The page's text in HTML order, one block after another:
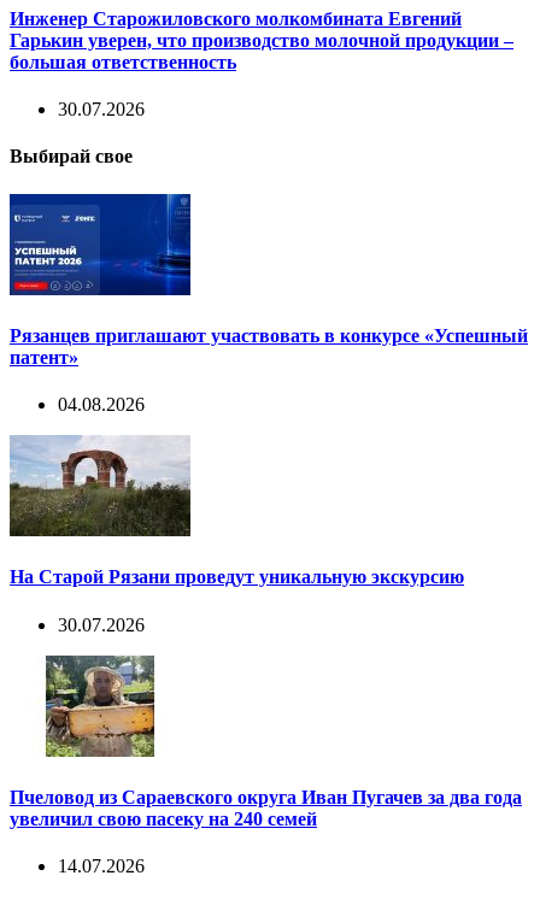
Инженер Старожиловского молкомбината Евгений
Гарькин уверен, что производство молочной продукции –
большая ответственность
30.07.2026
Выбирай свое
Рязанцев приглашают участвовать в конкурсе «Успешный
патент»
04.08.2026
На Старой Рязани проведут уникальную экскурсию
30.07.2026
Пчеловод из Сараевского округа Иван Пугачев за два года
увеличил свою пасеку на 240 семей
14.07.2026